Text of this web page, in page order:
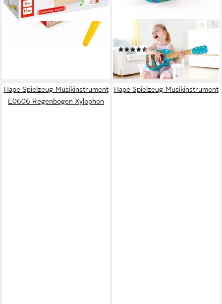
Gitalele Gitalele Flower Power
(20)
44,99 €
lieferbar - in 3-4 Werktagen bei dir
Hape Spielzeug-Musikinstrument
E0606 Regenbogen Xylophon
Hape Spielzeug-Musikinstrument